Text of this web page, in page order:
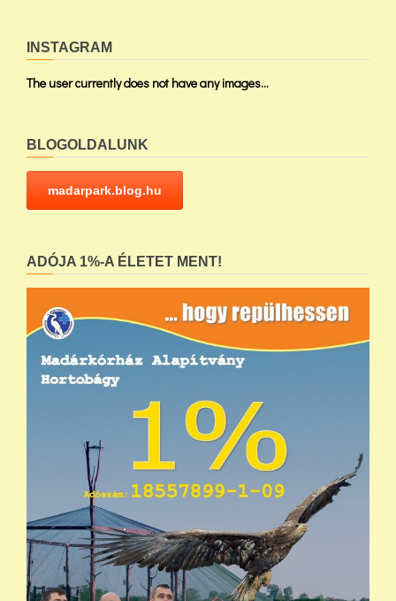
INSTAGRAM
The user currently does not have any images...
BLOGOLDALUNK
madarpark.blog.hu
ADÓJA 1%-A ÉLETET MENT!